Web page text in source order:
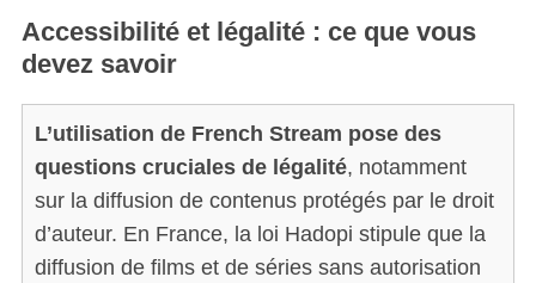
Accessibilité et légalité : ce que vous
devez savoir
L’utilisation de French Stream pose des
questions cruciales de légalité, notamment
sur la diffusion de contenus protégés par le droit
d’auteur. En France, la loi Hadopi stipule que la
diffusion de films et de séries sans autorisation